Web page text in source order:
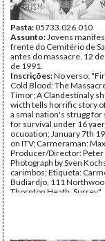
Pasta:05733.026.010
Assunto:Jovens
frente do Cemitério de
antes do massacre. 12
de 1991.
Inscrições:No verso:
Cold Blood: The
Timor; A Clandestinaly
wicth tells horrific story
a smal nation's strugg for
for survival under 16
ocuoation; January 7th
on ITV; Carmeraman:
Producer/Director: Peter
Photograph by Sven
carimbos; Etiqueta:
Budiardjo, 111
Thornton Heath, Surrey".